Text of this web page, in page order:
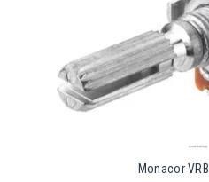
Monacor